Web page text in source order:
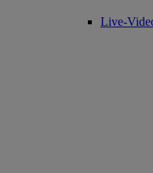
Live-